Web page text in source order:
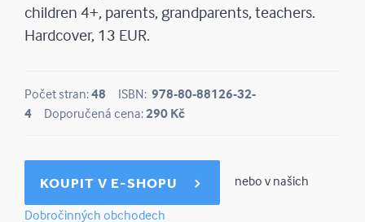
children 4+, parents, grandparents, teachers.
Hardcover, 13 EUR.
Počet stran:48 ISBN: 978-80-88126-32-
4
Doporučená cena:290 Kč
KOUPIT V E-SHOPU nebo v našich
Dobročinných obchodech